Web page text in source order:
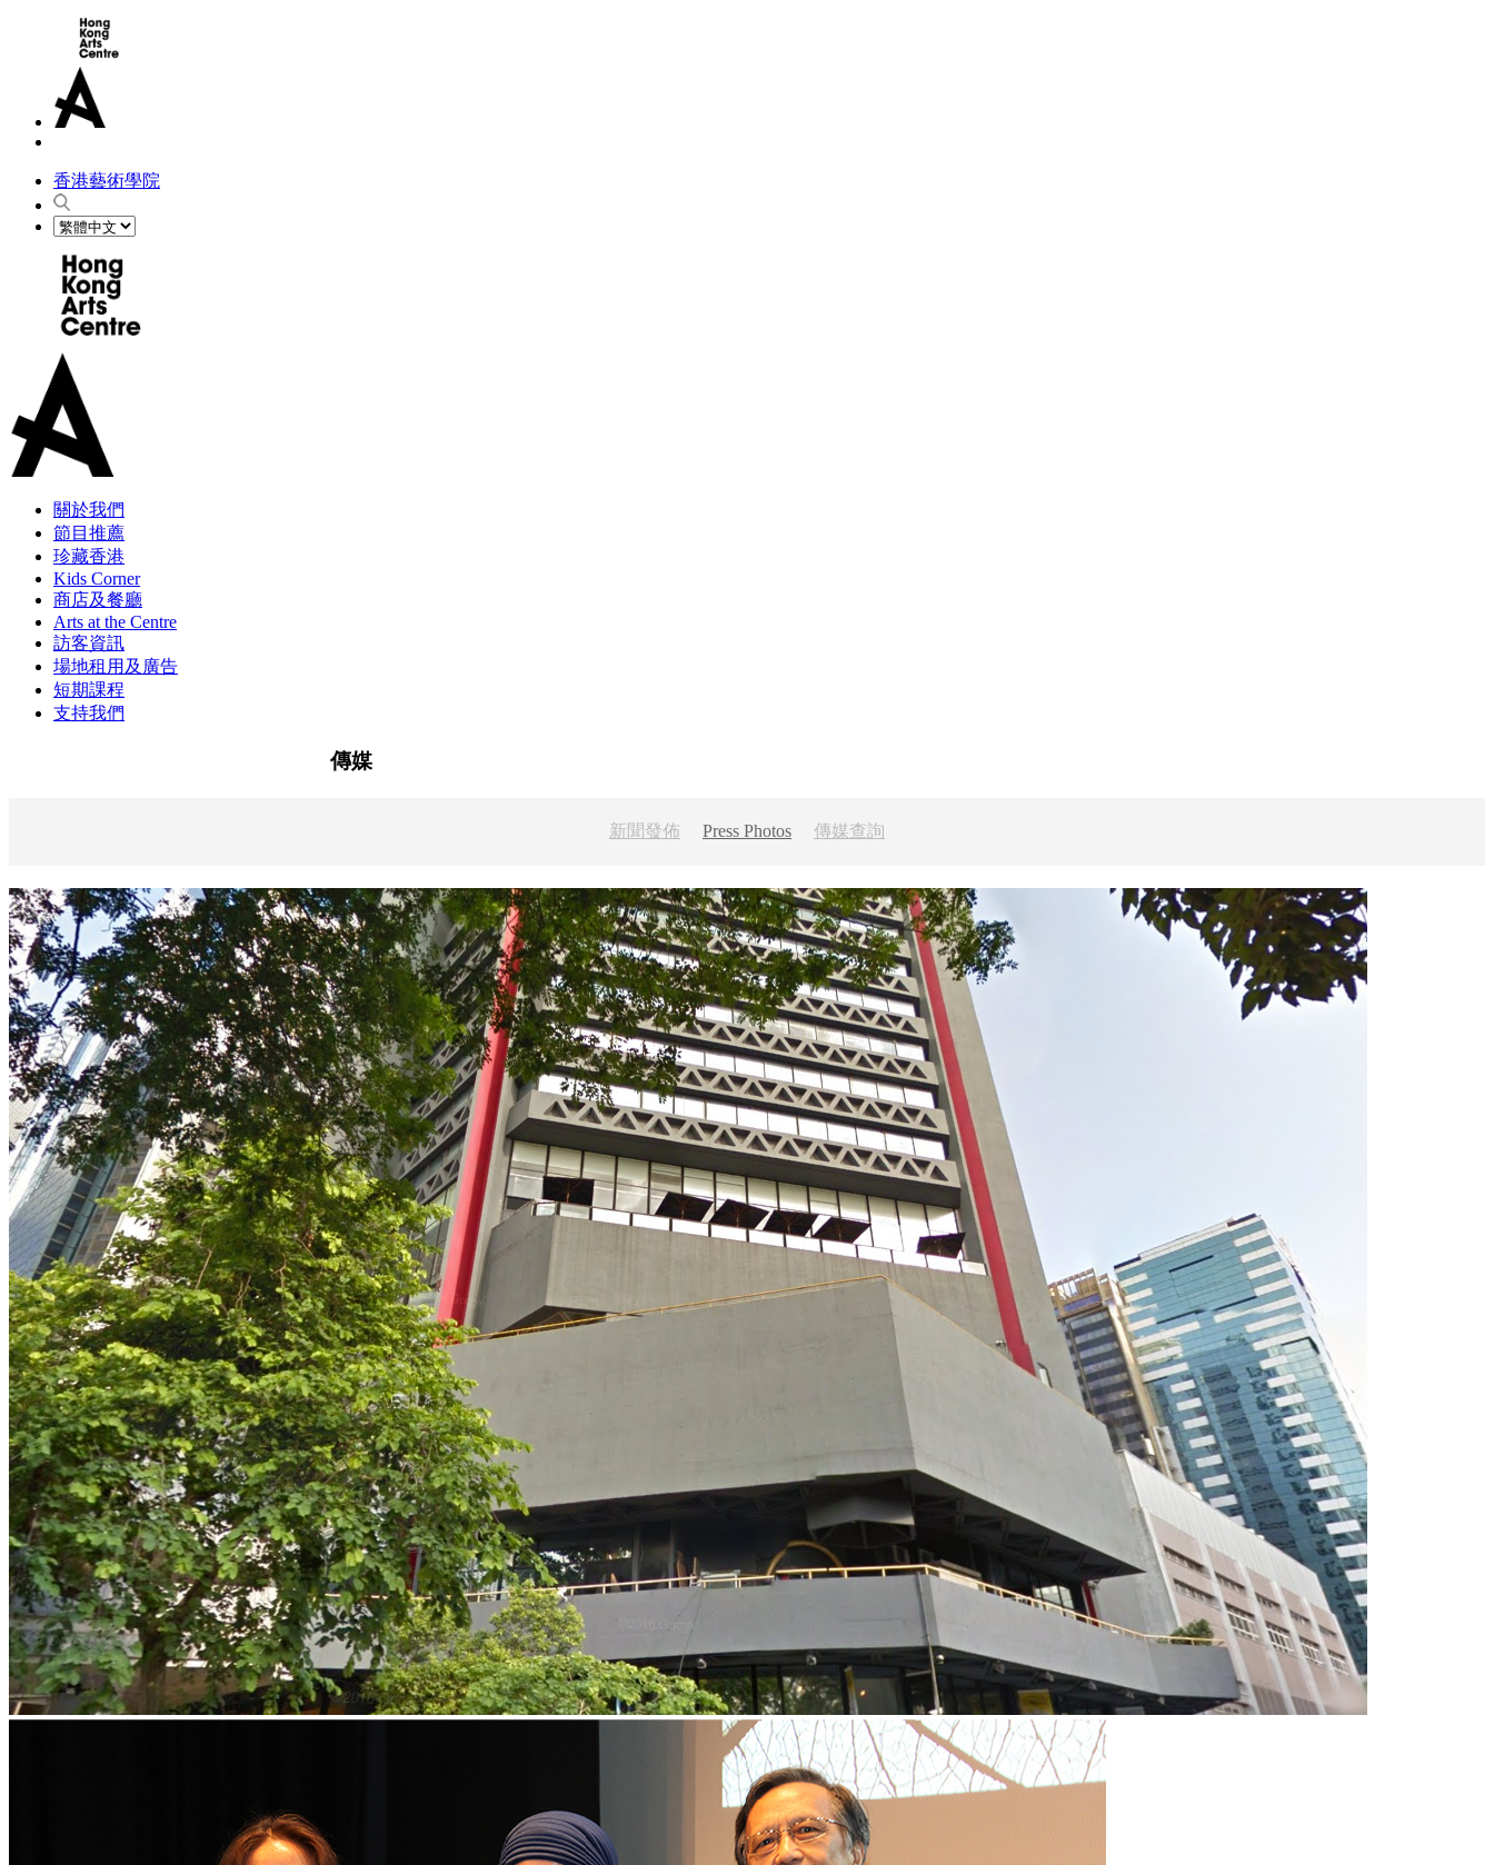
香港藝術學院
關於我們
節目推薦
珍藏香港
Kids Corner
商店及餐廳
Arts at the Centre
訪客資訊
場地租用及廣告
短期課程
支持我們
傳媒
新聞發佈 Press Photos 傳媒查詢